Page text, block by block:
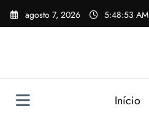
Pular
para
agosto 7, 2026 5:48:54 AM
Início